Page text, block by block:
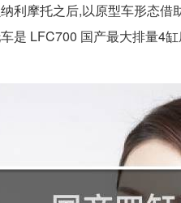
利摩托之后,以原型车形态
是 LFC700 国产最大排量4